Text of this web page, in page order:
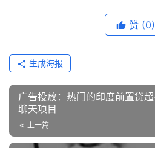
赞 (0)
生成海报
广告投放：热门的印度前置贷
聊天项目
上一篇